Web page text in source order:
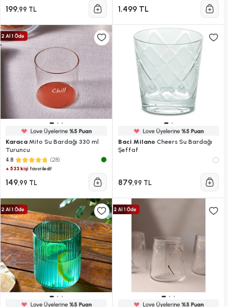
199,99 TL 1.499 TL
Karaca Mito Su Bardağı 330 ml
Turuncu
4.8 (28)
+ 533 kişi favoriledi!
149,99 TL
Baci Milano Cheers Su Bardağı
Şeffaf
879,99 TL